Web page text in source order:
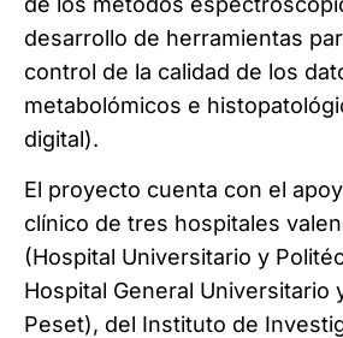
desarrollo de herramientas
control de la calidad de los
metabolómicos e
digital).
El proyecto cuenta con el
clínico de tres hospitales
(Hospital Universitario y
Hospital General Universitario
Peset), del Instituto de